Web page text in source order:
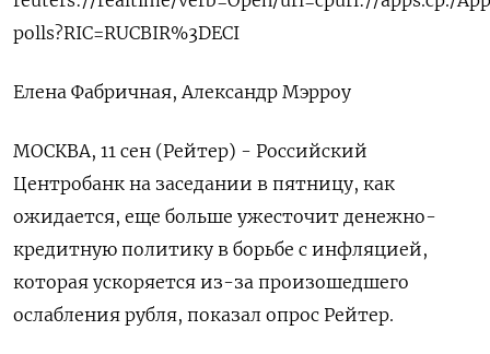
polls?RIC=RUCBIR%3DECI
Елена Фабричная, Александр Мэрроу
МОСКВА, 11 сен (Рейтер) - Российский
Центробанк на заседании в пятницу, как
ожидается, еще больше ужесточит денежно-
кредитную политику в борьбе с инфляцией,
которая ускоряется из-за произошедшего
ослабления рубля, показал опрос Рейтер.